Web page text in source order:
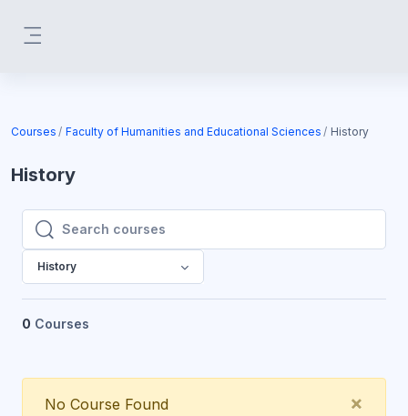
Courses Faculty of Humanities and Educational Sciences History
History
Search courses
Search courses
History
0 Courses
×
No Course Found